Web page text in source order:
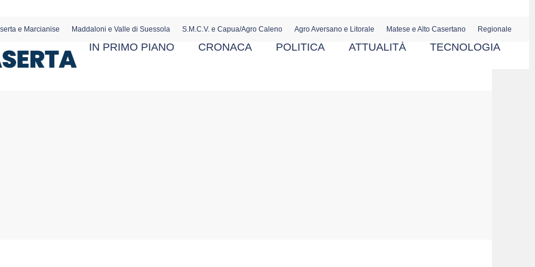
e Marcianise Maddaloni e Valle di Suessola S.M.C.V. e Capua/Agro Caleno Agro Aversano e Litorale Matese e Alto Casertano Regionale
IN PRIMO PIANO CRONACA POLITICA ATTUALITÀ TECNOLOGIA